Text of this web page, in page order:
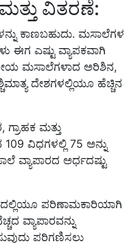
ವಿತರಣೆ:
ಕಾಣಬಹುದು. ಮಸಾಲೆಗಳ
ಈಗ ಎಷ್ಟು ವ್ಯಾಪಕವಾಗಿ
ಮಸಾಲೆಗಳಾದ ಅರಿಶಿನ,
ದೇಶಗಳಲ್ಲಿಯೂ ಹೆಚ್ಚಿನ
ಗ್ರಾಹಕ ಮತ್ತು
109 ವಿಧಗಳಲ್ಲಿ 75 ಅನ್ನು
ವ್ಯಾಪಾರದ ಅರ್ಧದಷ್ಟು
ಪರಿಣಾಮಕಾರಿಯಾಗಿ
ವ್ಯಾಪಾರವನ್ನು
ಪರಿಗಣಿಸಲು